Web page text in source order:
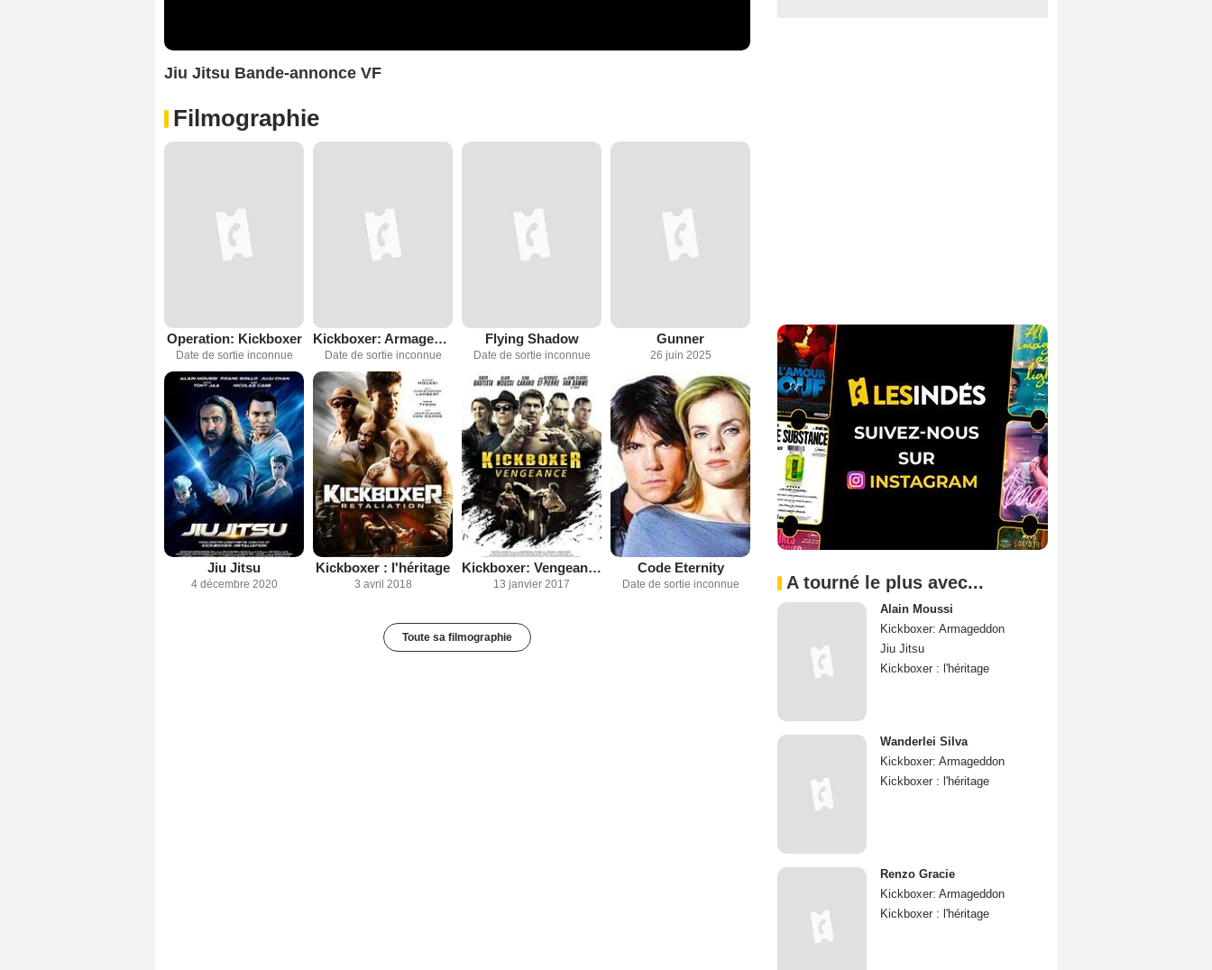
Jiu Jitsu Bande-annonce VF
Filmographie
Operation: Kickboxer
Date de sortie inconnue
Kickboxer: Armageddon
Date de sortie inconnue
Flying Shadow
Date de sortie inconnue
Gunner
26 juin 2025
Jiu Jitsu
4 décembre 2020
Kickboxer : l'héritage
3 avril 2018
Kickboxer: Vengeance
13 janvier 2017
Code Eternity
Date de sortie inconnue
Toute sa filmographie
A tourné le plus avec...
Alain Moussi
Kickboxer: Armageddon
Jiu Jitsu
Kickboxer : l'héritage
Wanderlei Silva
Kickboxer: Armageddon
Kickboxer : l'héritage
Renzo Gracie
Kickboxer: Armageddon
Kickboxer : l'héritage